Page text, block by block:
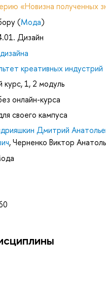
«Новизна полученных
(Мода)
Дизайн
креативных индустрий
курс, 1, 2 модуль
онлайн-курса
своего кампуса
Дмитрий
,Черненко Виктор